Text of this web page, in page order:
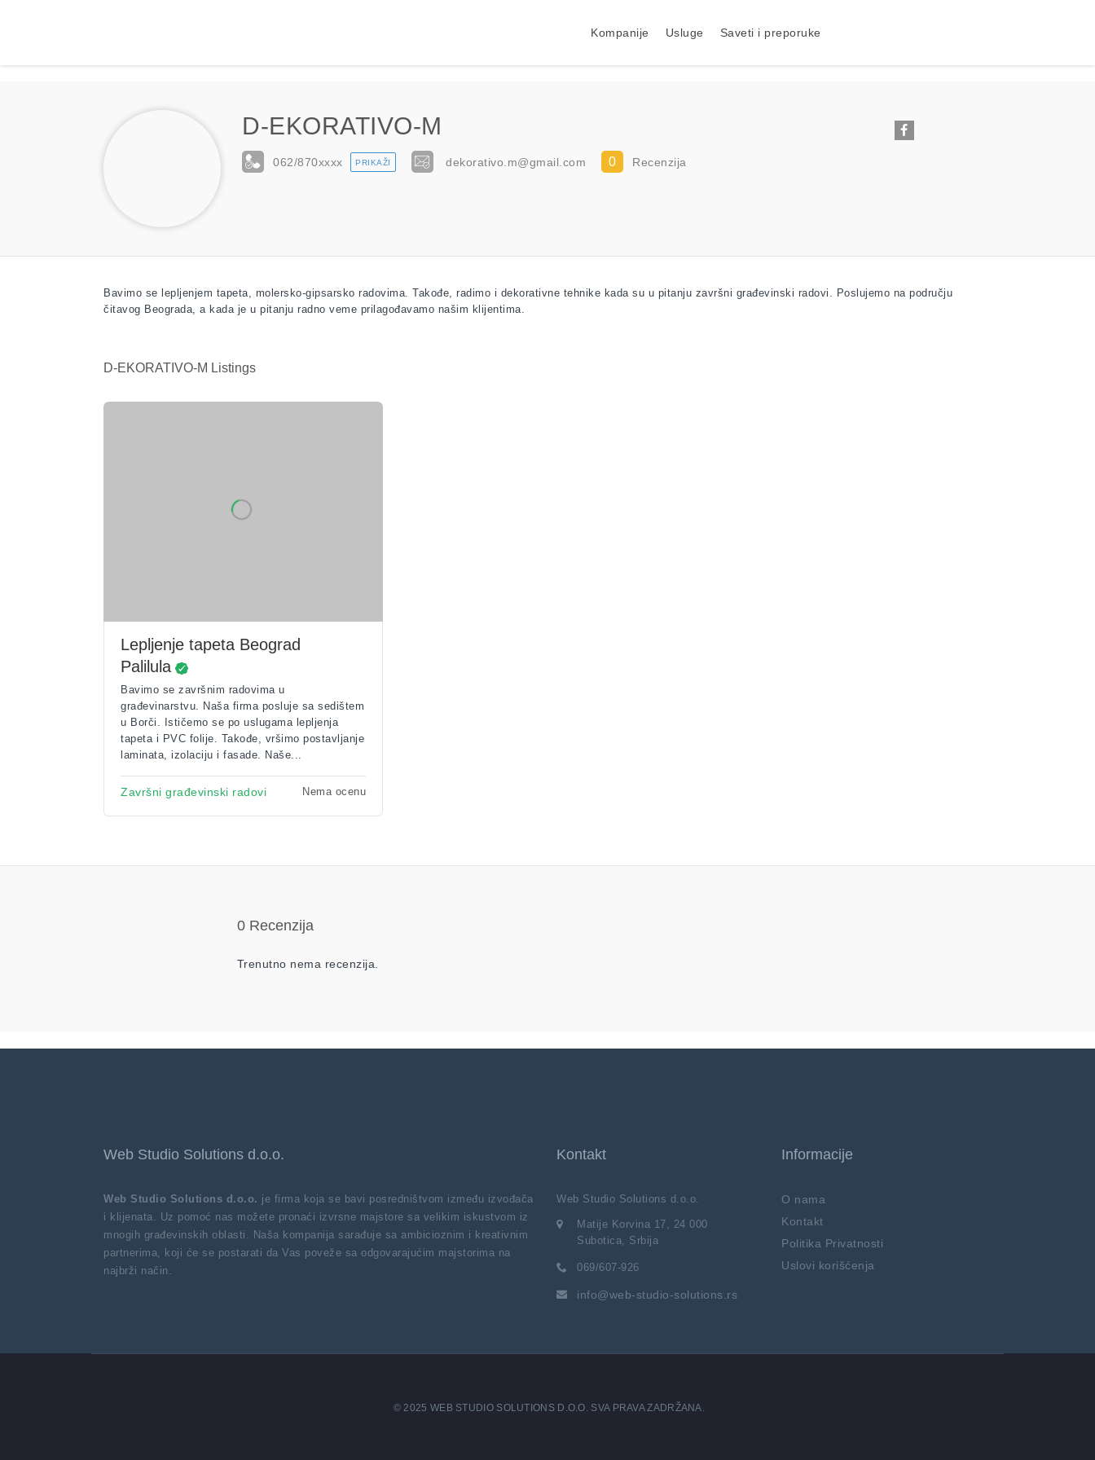
Kompanije Usluge Saveti i preporuke
D-EKORATIVO-M
062/870xxxx PRIKAŽI dekorativo.m@gmail.com 0 Recenzija
Bavimo se lepljenjem tapeta, molersko-gipsarsko radovima. Takođe, radimo i dekorativne tehnike kada su u pitanju završni građevinski radovi. Poslujemo na području
čitavog Beograda, a kada je u pitanju radno veme prilagođavamo našim klijentima.
D-EKORATIVO-M Listings
Lepljenje tapeta Beograd
Palilula
Bavimo se završnim radovima u
građevinarstvu. Naša firma posluje sa sedištem
u Borči. Ističemo se po uslugama lepljenja
tapeta i PVC folije. Takođe, vršimo postavljanje
laminata, izolaciju i fasade. Naše...
Završni građevinski radovi Nema ocenu
0 Recenzija
Trenutno nema recenzija.
Web Studio Solutions d.o.o.
Web Studio Solutions d.o.o. je firma koja se bavi posredništvom između izvođača
i klijenata. Uz pomoć nas možete pronaći izvrsne majstore sa velikim iskustvom iz
mnogih građevinskih oblasti. Naša kompanija sarađuje sa ambicioznim i kreativnim
partnerima, koji će se postarati da Vas poveže sa odgovarajućim majstorima na
najbrži način.
Kontakt
Web Studio Solutions d.o.o.
Matije Korvina 17, 24 000
Subotica, Srbija
069/607-926
info@web-studio-solutions.rs
Informacije
O nama
Kontakt
Politika Privatnosti
Uslovi korišćenja
© 2025 WEB STUDIO SOLUTIONS D.O.O. SVA PRAVA ZADRŽANA.